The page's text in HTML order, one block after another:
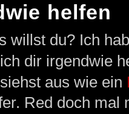
helfen
willst du? Ich
dir irgendwie
aus wie ein
Red doch mal